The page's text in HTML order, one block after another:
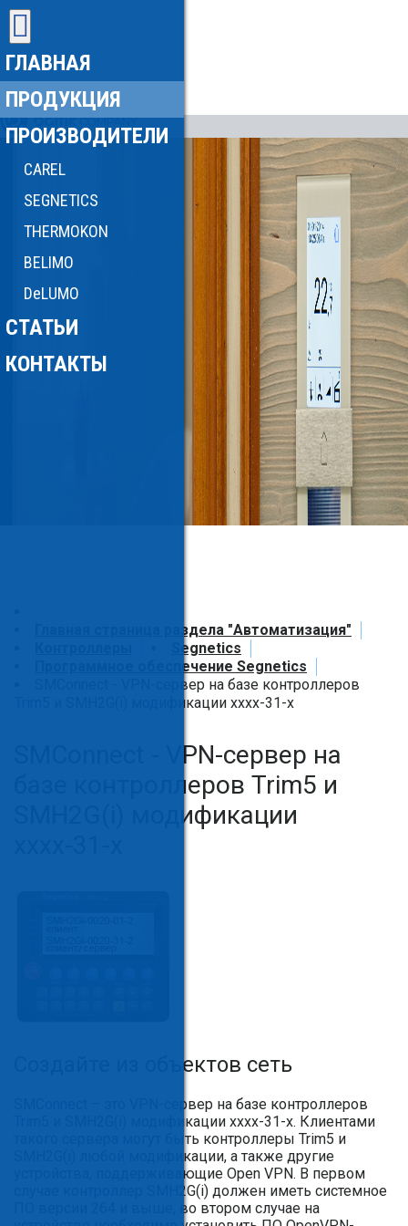
ГЛАВНАЯ
ПРОДУКЦИЯ
ПРОИЗВОДИТЕЛИ
CAREL
SEGNETICS
THERMOKON
BELIMO
DeLUMO
СТАТЬИ
КОНТАКТЫ
Главная страница раздела "Автоматизация"
Segnetics
Программное обеспечение Segnetics
SMConnect - VPN-сервер на базе контроллеров
Trim5 и SMH2G(i) модификации хххх-31-х
SMConnect - VPN-сервер на
базе контроллеров Trim5 и
SMH2G(i) модификации
Создайте из объектов сеть
SMConnect – это VPN-сервер на базе контроллеров
Trim5 и SMH2G(i) модификации хххх-31-х. Клиентами
такого сервера могут быть контроллеры Trim5 и
SMH2G(i) любой модификации, а также другие
устройства, поддерживающие Open VPN. В первом
случае контроллер SMH2G(i) должен иметь системное
ПО версии 264 и выше, во втором случае на